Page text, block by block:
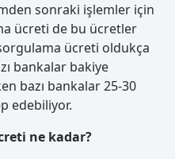
sonraki işlemler için
ücreti de bu ücretler
ücreti oldukça
bankalar bakiye
bazı bankalar 25-30
edebiliyor.
ne kadar?